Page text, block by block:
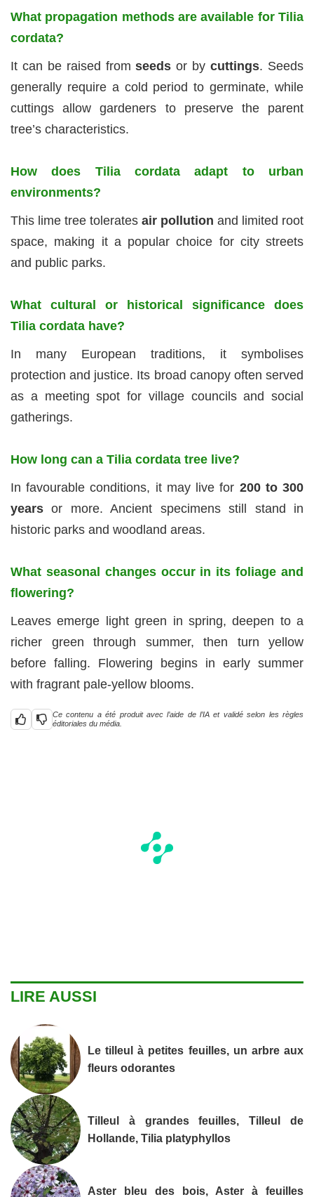
What propagation methods are available for Tilia
cordata?
It can be raised fromseeds or bycuttings. Seeds
generally require a cold period to germinate, while
cuttings allow gardeners to preserve the parent
tree’s characteristics.
How does Tilia cordata adapt to urban
environments?
This lime tree tolerates air pollution and limited root
space, making it a popular choice for city streets
and public parks.
What cultural or historical significance does
Tilia cordata have?
In many European traditions, it symbolises
protection and justice. Its broad canopy often served
as a meeting spot for village councils and social
gatherings.
How long can a Tilia cordata tree live?
In favourable conditions, it may live for 200 to 300
years or more. Ancient specimens still stand in
historic parks and woodland areas.
What seasonal changes occur in its foliage and
flowering?
Leaves emerge light green in spring, deepen to a
richer green through summer, then turn yellow
before falling. Flowering begins in early summer
with fragrant pale-yellow blooms.
Ce contenu a été produit avec l’aide de l’IA et validé selon les règles
éditoriales du média.
LIRE AUSSI
Le tilleul à petites feuilles, un arbre aux
fleurs odorantes
Tilleul à grandes feuilles, Tilleul de
Hollande, Tilia platyphyllos
Aster bleu des bois, Aster à feuilles